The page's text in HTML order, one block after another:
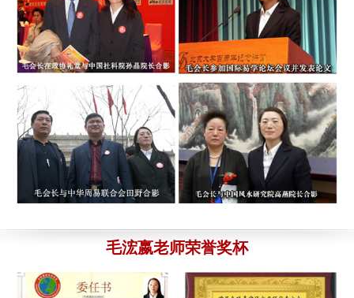
始也很怀疑能否起得名字让我们满意，所以我开始选的是598
的，毛老师来起的，第一次感觉不是很满意，在和毛老师电话沟
通后，他帮我重新起了8个名字，还比较满意的。再次感谢毛老
8月6日
订单号为：135****8301 的 高女士：其实刚开始我是非常担心
的，毕竟是网络上的交易，我选择的是毛老师亲自起名的898元
的套餐，3天后，毛老师给我的取名结果和资料还是非常满意
的。下次介绍客户给你的。
8月5日
细心周到、不厌其烦全心全意的服务感动了我，同时也温暖了我
了！8月5日
起名结果已发出，请查收。8月4日
订单号为：180****6789的 广西南宁王先生：您的宝宝
起名结果已发出，请查收。8月4日
订单号为：189****5579
的 浙江宁波吕先生：您的宝宝
起名结果已发出，请查收。8月3日
订单号为：135****4589的 四川涪陵崔小姐：您给孩子
取名-598元汇款已经收到。8月3日
订单号为：132****6735的 广东江门姚先生：您的个人
改名-898元汇款已经收到。8月3日
订单号为：138****5567的 江苏苏州林先生：您的孩子
改名-898元汇款已经收到。8月2日
订单号为：136****5568的 陕西榆林石先生：你的公司
毛浤嬴老师荣誉奖杯